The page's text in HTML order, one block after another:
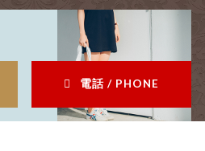
電話 / PHONE